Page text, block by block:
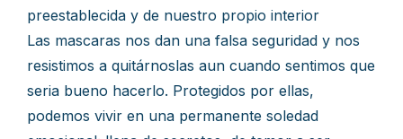
preestablecida y de nuestro propio interior
Las mascaras nos dan una falsa seguridad y nos
resistimos a quitárnoslas aun cuando sentimos que
seria bueno hacerlo. Protegidos por ellas,
podemos vivir en una permanente soledad